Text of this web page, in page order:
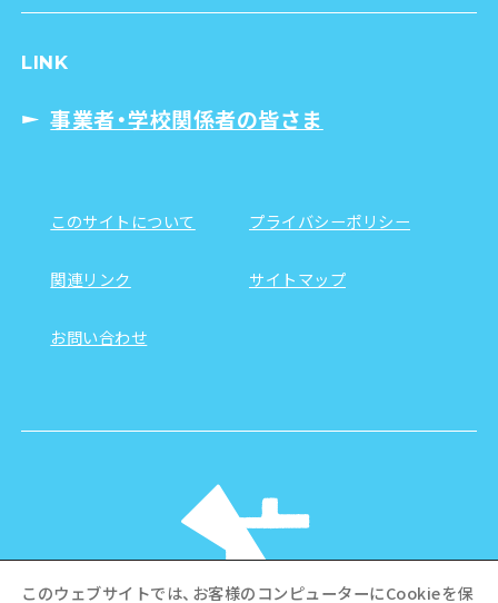
LINK
事業者・学校関係者の皆さま
このサイトについて プライバシーポリシー
関連リンク サイトマップ
お問い合わせ
このウェブサイトでは、お客様のコンピューターにCookieを保